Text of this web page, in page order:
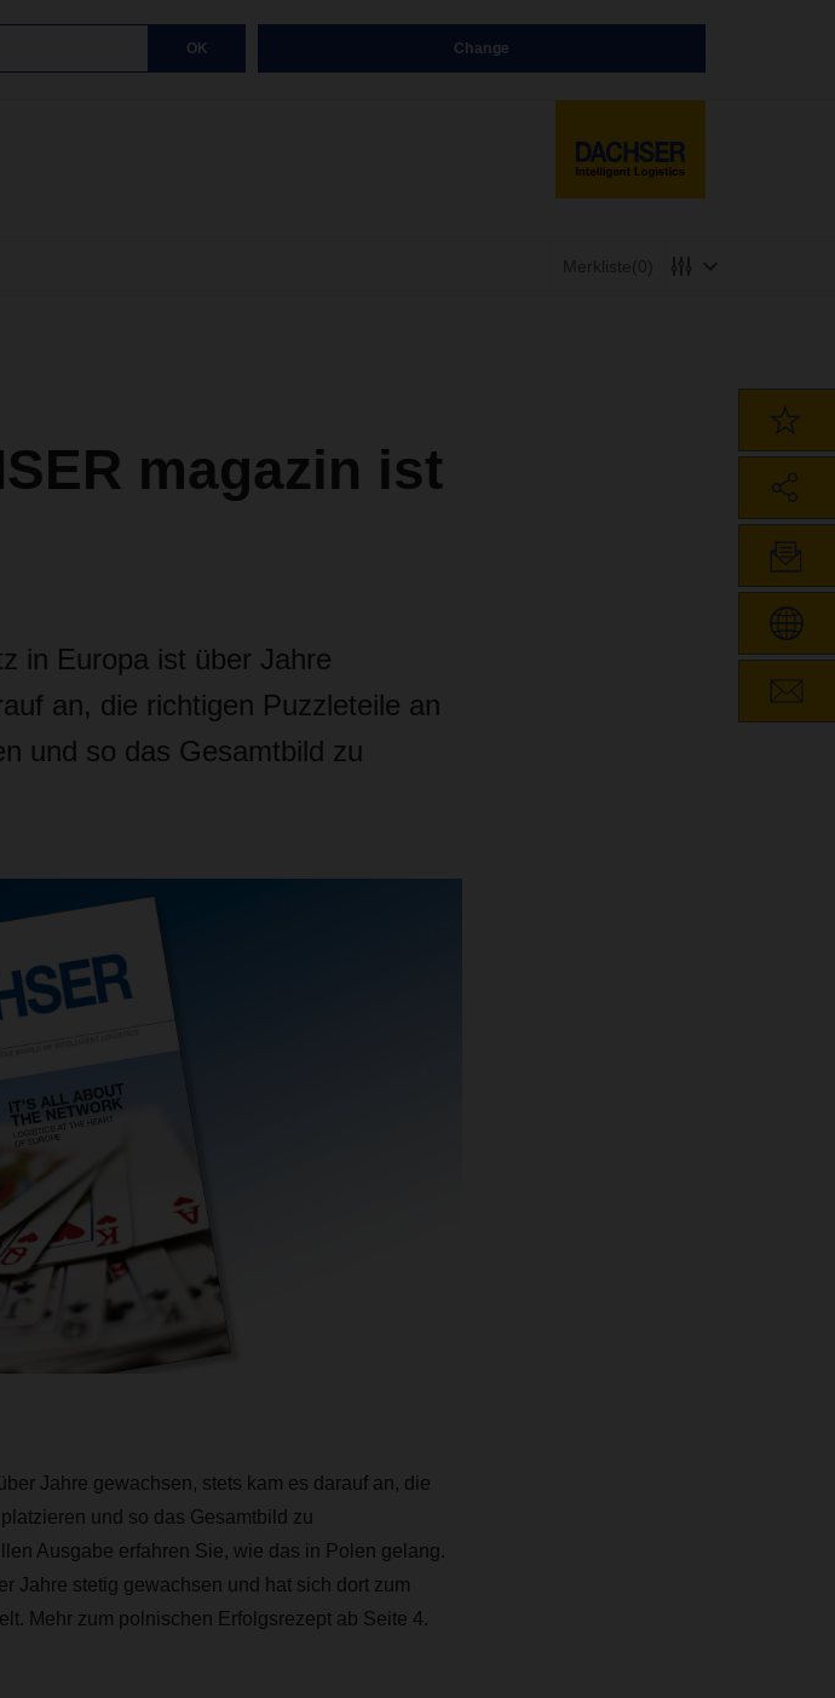
OK Change
Merkliste(0)
magazin ist
in Europa ist über Jahre
an, die richtigen Puzzleteile an
und so das Gesamtbild zu
Jahre gewachsen, stets kam es darauf an, die
und so das Gesamtbild zu
Ausgabe erfahren Sie, wie das in Polen gelang.
Jahre stetig gewachsen und hat sich dort zum
Mehr zum polnischen Erfolgsrezept ab Seite 4.